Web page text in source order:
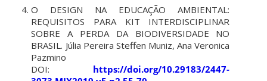
O DESIGN NA EDUCAÇÃO AMBIENTAL:
REQUISITOS PARA KIT INTERDISCIPLINAR
SOBRE A PERDA DA BIODIVERSIDADE NO
BRASIL. Júlia Pereira Steffen Muniz, Ana Veronica
Pazmino
DOI: https://doi.org/10.29183/2447-